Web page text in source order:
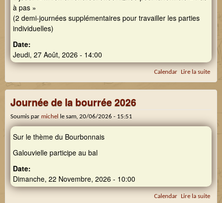
à pas »
(2 demi-journées supplémentaires pour travailler les parties
individuelles)
Date:
Jeudi, 27 Août, 2026 - 14:00
Lire la suitede
Calendar
Journée de la bourrée 2026
Soumis par michel le sam, 20/06/2026 - 15:51
Sur le thème du Bourbonnais
Galouvielle participe au bal
Date:
Dimanche, 22 Novembre, 2026 - 10:00
Lire la suitede
Calendar